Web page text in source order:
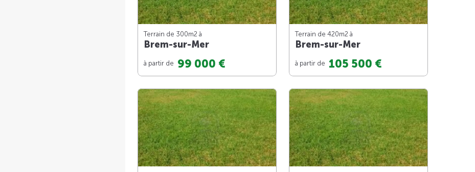
Terrain de 300m2 à
Brem-sur-Mer
à partir de 99 000 €
Terrain de 420m2 à
Brem-sur-Mer
à partir de 105 500 €